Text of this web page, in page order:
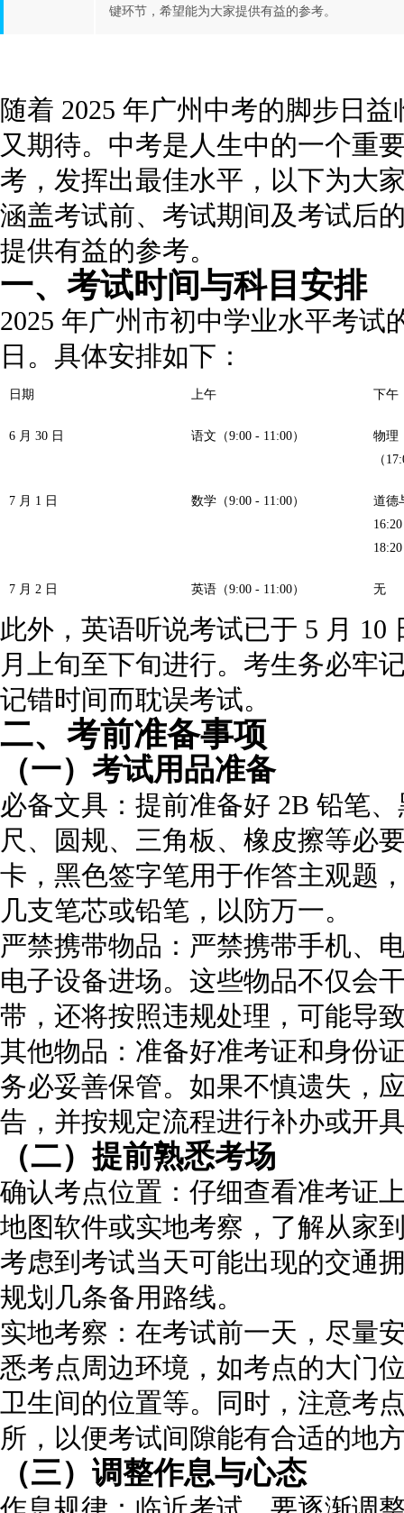
键环节，希望能为大家提供有益的参考。
随着 2025 年广州中考的脚步日
又期待。中考是人生中的一个重
考，发挥出最佳水平，以下为大
涵盖考试前、考试期间及考试后
提供有益的参考。
一、考试时间与科目安排
2025 年广州市初中学业水平考试
日。具体安排如下：
日期 上午 下午
6 月 30 日 语文（9:00 - 11:00）
物理
（
7 月 1 日 数学（9:00 - 11:00）
道德
7 月 2 日 英语（9:00 - 11:00） 无
此外，英语听说考试已于 5 月 10
月上旬至下旬进行。考生务必牢
记错时间而耽误考试。
二、考前准备事项
（一）考试用品准备
必备文具：提前准备好 2B 铅笔
尺、圆规、三角板、橡皮擦等必
卡，黑色签字笔用于作答主观题
几支笔芯或铅笔，以防万一。
严禁携带物品：严禁携带手机、
电子设备进场。这些物品不仅会
带，还将按照违规处理，可能导
其他物品：准备好准考证和身份
务必妥善保管。如果不慎遗失，
告，并按规定流程进行补办或开
（二）提前熟悉考场
确认考点位置：仔细查看准考证
地图软件或实地考察，了解从家
考虑到考试当天可能出现的交通
规划几条备用路线。
实地考察：在考试前一天，尽量
悉考点周边环境，如考点的大门
卫生间的位置等。同时，注意考
所，以便考试间隙能有合适的地
（三）调整作息与心态